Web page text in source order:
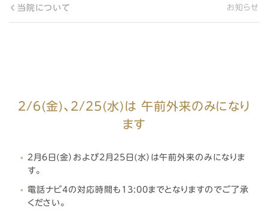
当院について お知らせ
2/6(金)、2/25(水)は 午前外来のみになり
ます
2月6日(金）および2月25日(水）は午前外来のみになりま
す。
電話ナビ4の対応時間も13:00までとなりますのでご了承
ください。